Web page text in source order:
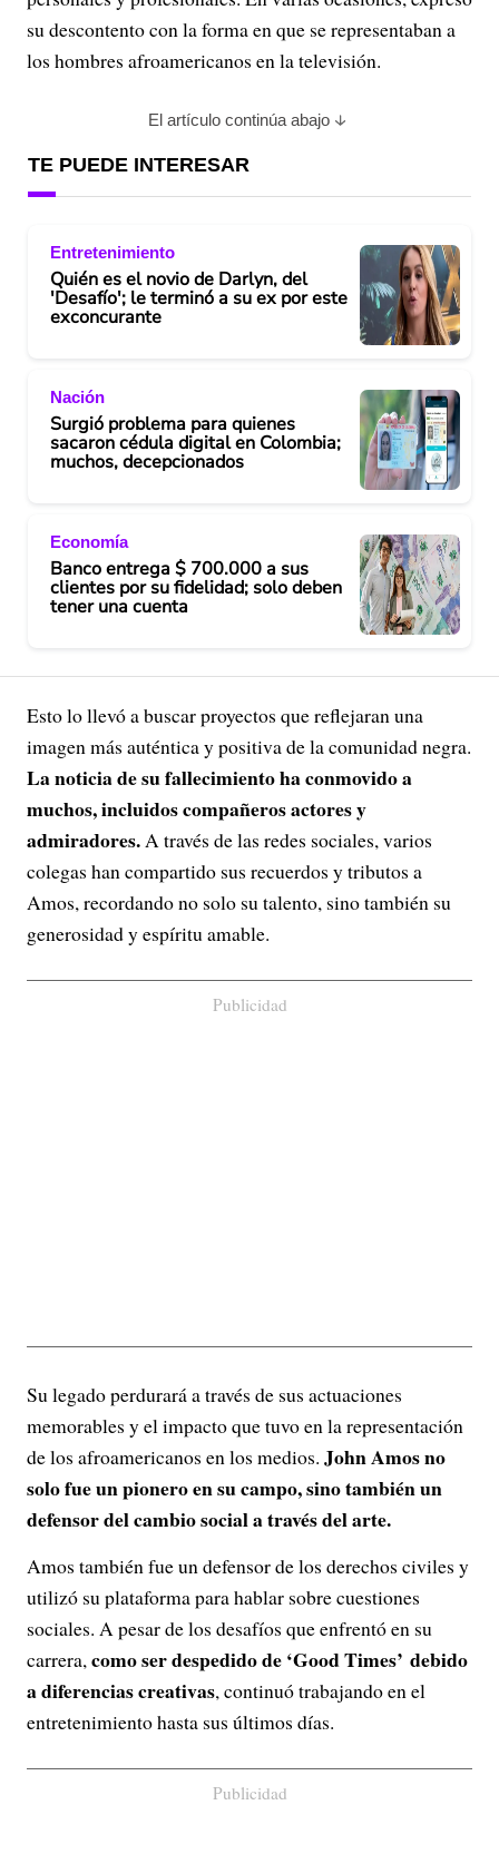
su descontento con la forma en que se representaban a
los hombres afroamericanos en la televisión.
El artículo continúa abajo
TE PUEDE INTERESAR
Entretenimiento
Quién es el novio de Darlyn, del
'Desafío'; le terminó a su ex por este
exconcurante
Nación
Surgió problema para quienes
sacaron cédula digital en Colombia;
muchos, decepcionados
Economía
Banco entrega $ 700.000 a sus
clientes por su fidelidad; solo deben
tener una cuenta
Esto lo llevó a buscar proyectos que reflejaran una
imagen más auténtica y positiva de la comunidad negra.
La noticia de su fallecimiento ha conmovido a
muchos, incluidos compañeros actores y
admiradores.A través de las redes sociales, varios
colegas han compartido sus recuerdos y tributos a
Amos, recordando no solo su talento, sino también su
generosidad y espíritu amable.
Publicidad
Su legado perdurará a través de sus actuaciones
memorables y el impacto que tuvo en la representación
de los afroamericanos en los medios. John Amos no
solo fue un pionero en su campo, sino también un
defensor del cambio social a través del arte.
Amos también fue un defensor de los derechos civiles y
utilizó su plataforma para hablar sobre cuestiones
sociales. A pesar de los desafíos que enfrentó en su
carrera,como ser despedido de ‘Good Times’ debido
a diferencias creativas, continuó trabajando en el
entretenimiento hasta sus últimos días.
Publicidad